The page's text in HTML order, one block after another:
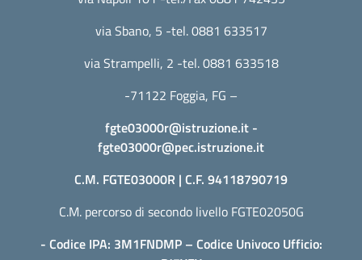
via Sbano, 5 -tel. 0881 633517
via Strampelli, 2 -tel. 0881 633518
-71122 Foggia, FG –
fgte03000r@istruzione.it-
fgte03000r@pec.istruzione.it
C.M. FGTE03000R | C.F. 94118790719
C.M. percorso di secondo livello FGTE02050G
- Codice IPA: 3M1FNDMP – Codice Univoco Ufficio: